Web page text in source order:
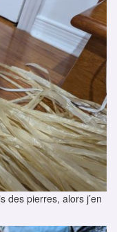
des pierres, alors j’en